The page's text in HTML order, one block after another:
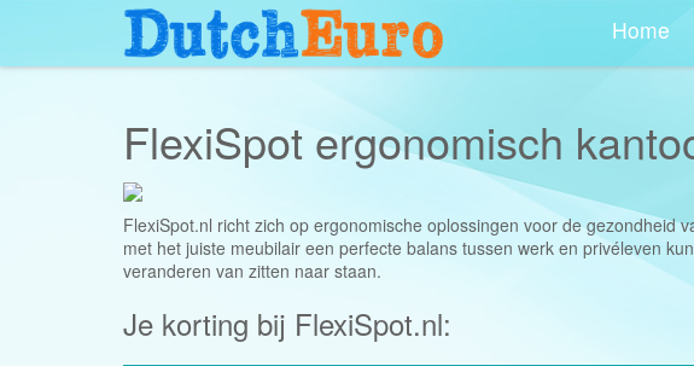
Home
FlexiSpot ergonomisch
FlexiSpot.nl richt zich op ergonomische oplossingen voor de gezondheid
met het juiste meubilair een perfecte balans tussen werk en privéleven
veranderen van zitten naar staan.
Je korting bij FlexiSpot.nl: